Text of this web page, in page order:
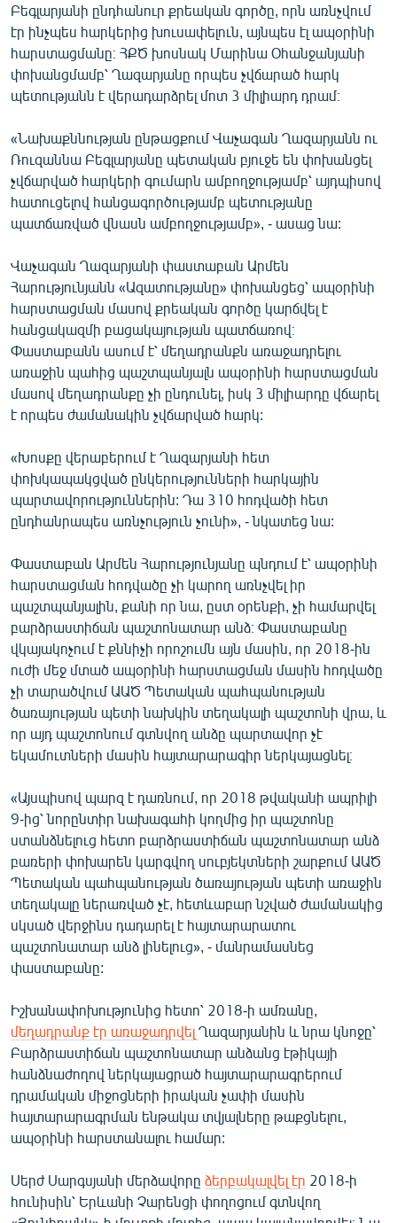
Հայերեն
English
Русский
Բեգլարյանի ընդհանուր քրեական գործը, որն առնչվում
էր ինչպես հարկերից խուսափելուն, այնպես էլ ապօրինի
հարստացմանը։ ՀՔԾ խոսնակ Մարինա Օհանջանյանի
փոխանցմամբ՝ Ղազարյանը որպես չվճարած հարկ
պետությանն է վերադարձրել մոտ 3 միլիարդ դրամ։
«Նախաքննության ընթացքում Վաչագան Ղազարյանն ու
Ռուզաննա Բեգլարյանը պետական բյուջե են փոխանցել
չվճարված հարկերի գումարն ամբողջությամբ՝ այդպիսով
հատուցելով հանցագործությամբ պետությանը
պատճառված վնասն ամբողջությամբ», - ասաց նա:
Վաչագան Ղազարյանի փաստաբան Արմեն
Հարությունյանն «Ազատությանը» փոխանցեց՝ ապօրինի
հարստացման մասով քրեական գործը կարճվել է
հանցակազմի բացակայության պատճառով։
Փաստաբանն ասում է՝ մեղադրանքն առաջադրելու
առաջին պահից պաշտպանյալն ապօրինի հարստացման
մասով մեղադրանքը չի ընդունել, իսկ 3 միլիարդը վճարել
է որպես ժամանակին չվճարված հարկ:
«Խոսքը վերաբերում է Ղազարյանի հետ
փոխկապակցված ընկերությունների հարկային
պարտավորություններին: Դա 310 հոդվածի հետ
ընդհանրապես առնչություն չունի», - նկատեց նա:
Փաստաբան Արմեն Հարությունյանը պնդում է՝ ապօրինի
հարստացման հոդվածը չի կարող առնչվել իր
պաշտպանյալին, քանի որ նա, ըստ օրենքի, չի համարվել
բարձրաստիճան պաշտոնատար անձ։ Փաստաբանը
վկայակոչում է քննիչի որոշումն այն մասին, որ 2018-ին
ուժի մեջ մտած ապօրինի հարստացման մասին հոդվածը
չի տարածվում ԱԱԾ Պետական պահպանության
ծառայության պետի նախկին տեղակալի պաշտոնի վրա, և
որ այդ պաշտոնում գտնվող անձը պարտավոր չէ
եկամուտների մասին հայտարարագիր ներկայացնել։
«Այսպիսով պարզ է դառնում, որ 2018 թվականի ապրիլի
9-ից՝ նորընտիր նախագահի կողմից իր պաշտոնը
ստանձնելուց հետո բարձրաստիճան պաշտոնատար անձ
բառերի փոխարեն կարգվող սուբյեկտների շարքում ԱԱԾ
Պետական պահպանության ծառայության պետի առաջին
տեղակալը ներառված չէ, հետևաբար նշված ժամանակից
սկսած վերջինս դադարել է հայտարարատու
պաշտոնատար անձ լինելուց», - մանրամասնեց
փաստաբանը:
Իշխանափոխությունից հետո՝ 2018-ի ամռանը,
մեղադրանք էր առաջադրվել Ղազարյանին և նրա կնոջը՝
Բարձրաստիճան պաշտոնատար անձանց էթիկայի
հանձնաժողով ներկայացրած հայտարարագրերում
դրամական միջոցների իրական չափի մասին
հայտարարագրման ենթակա տվյալները թաքցնելու,
ապօրինի հարստանալու համար:
Սերժ Սարգսյանի մերձավորը ձերբակալվել էր 2018-ի
հունիսին՝ Երևանի Չարենցի փողոցում գտնվող